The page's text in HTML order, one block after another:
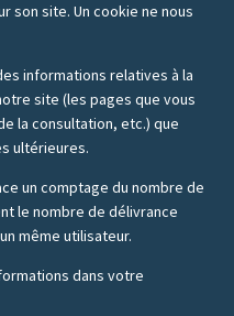
son site. Un cookie ne nous
informations relatives à la
site (les pages que vous
la consultation, etc.) que
ultérieures.
un comptage du nombre de
le nombre de délivrance
même utilisateur.
dans votre